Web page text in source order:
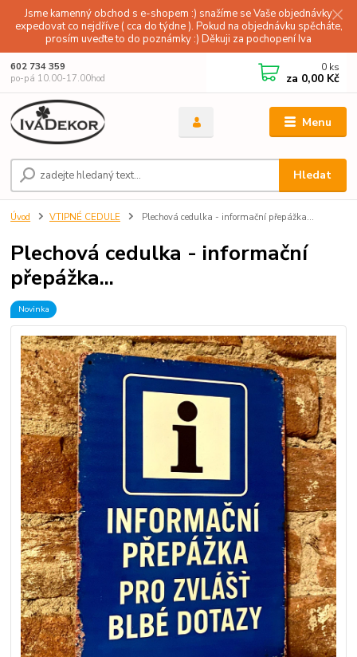
Jsme kamenný obchod s e-shopem :) snažíme se Vaše objednávky
expedovat co nejdříve ( cca do týdne ). Pokud na objednávku spěcháte,
prosím uveďte to do poznámky :) Děkuji za pochopení Iva
Menu
Hledat
602 734 359
po-pá 10.00-17.00hod
0 ks
za 0,00 Kč
Úvod VTIPNÉ CEDULE Plechová cedulka - informační přepážka...
Plechová cedulka - informační
přepážka...
Novinka